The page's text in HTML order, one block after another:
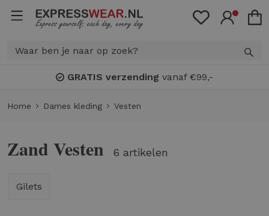
GRATIS verzending vanaf €99,-
Home Dames kleding Vesten
Zand Vesten 6 artikelen
Gilets